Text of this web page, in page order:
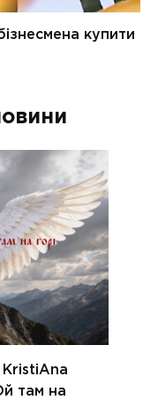
KristiAna
там на